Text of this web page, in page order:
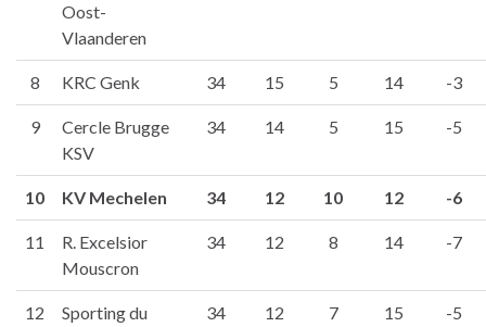
Oost-
Vlaanderen
8 KRC Genk 34 15 5 14 -3
9
Cercle Brugge
KSV
34 14 5 15 -5
10 KV Mechelen 34 12 10 12 -6
11
R. Excelsior
Mouscron
34 12 8 14 -7
12
Sporting du
34 12 7 15 -5